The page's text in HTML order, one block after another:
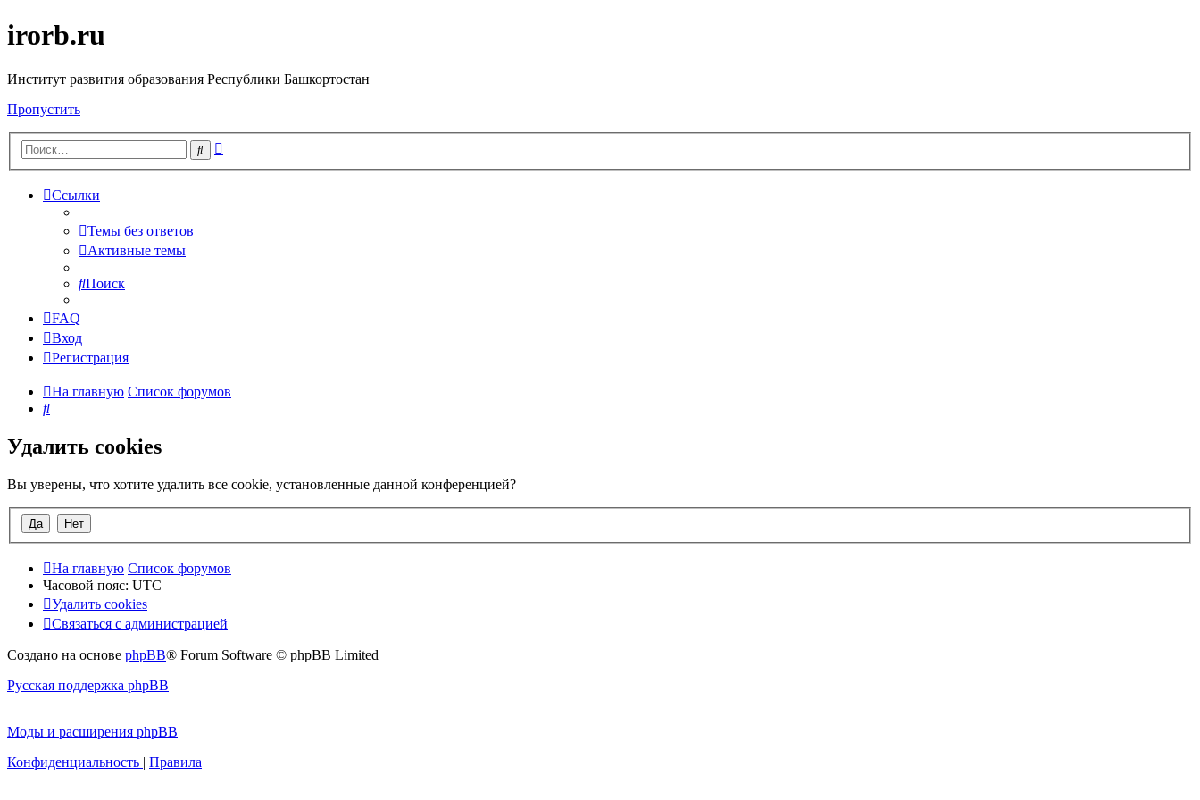
irorb.ru
Институт развития образования Республики Башкортостан
Пропустить
Поиск
Ссылки
Темы без ответов
Активные темы
Поиск
FAQ
Вход
Регистрация
На главную Список форумов
Поиск
Удалить cookies
Вы уверены, что хотите удалить все cookie, установленные данной конференцией?
На главную Список форумов
Часовой пояс: UTC
Удалить cookies
Связаться с администрацией
Создано на основе phpBB® Forum Software © phpBB Limited
Русская поддержка phpBB
Моды и расширения phpBB
Конфиденциальность | Правила